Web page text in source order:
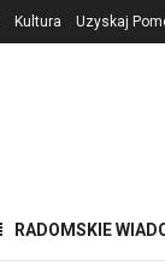
Kultura Uzyskaj
RADOMSKIE